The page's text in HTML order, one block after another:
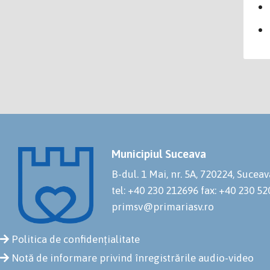
Municipiul Suceava
B-dul. 1 Mai, nr. 5A, 720224,
tel: +40 230 212696 fax: +40 230
primsv@primariasv.ro
Politica de confidențialitate
Notă de informare privind înregistrările audio-video